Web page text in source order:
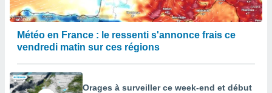
Météo en France : le ressenti s'annonce frais ce
vendredi matin sur ces régions
Orages à surveiller ce week-end et début